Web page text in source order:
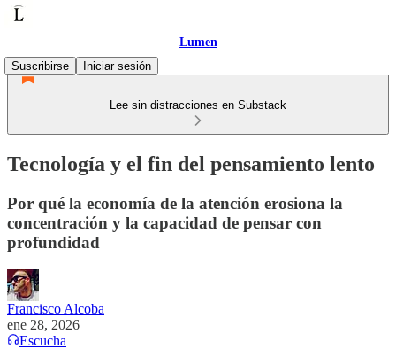
Lumen
Suscribirse
Iniciar sesión
Lee sin distracciones en Substack
Tecnología y el fin del pensamiento lento
Por qué la economía de la atención erosiona la
concentración y la capacidad de pensar con
profundidad
Francisco Alcoba
ene 28, 2026
Escucha